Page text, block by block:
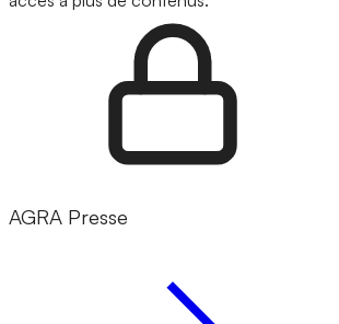
AGRA Presse